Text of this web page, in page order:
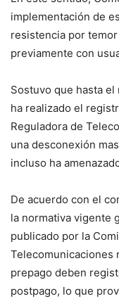
implementación de
resistencia por
previamente con
Sostuvo que hasta
ha realizado el
Reguladora de
una desconexión
incluso ha
De acuerdo con el
la normativa vigente
publicado por la
Telecomunicaciones
prepago deben
postpago, lo que